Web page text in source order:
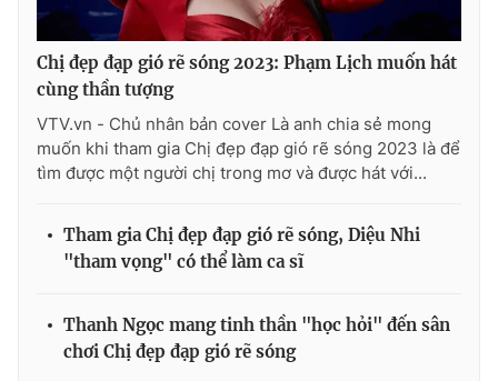
Chị đẹp đạp gió rẽ sóng 2023: Phạm Lịch muốn hát
cùng thần tượng
VTV.vn - Chủ nhân bản cover Là anh chia sẻ mong
muốn khi tham gia Chị đẹp đạp gió rẽ sóng 2023 là để
tìm được một người chị trong mơ và được hát với...
Tham gia Chị đẹp đạp gió rẽ sóng, Diệu Nhi
"tham vọng" có thể làm ca sĩ
Thanh Ngọc mang tinh thần "học hỏi" đến sân
chơi Chị đẹp đạp gió rẽ sóng